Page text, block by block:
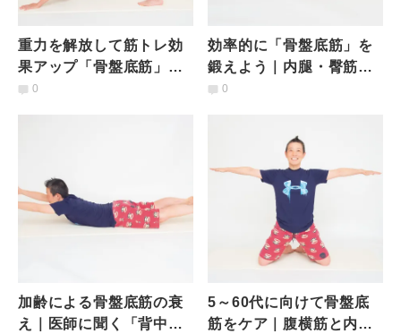
重力を解放して筋トレ効
果アップ「骨盤底筋」を
簡単に鍛える方法
0
効率的に「骨盤底筋」を
鍛えよう｜内腿・臀筋を
強化するメソッド
0
加齢による骨盤底筋の衰
え｜医師に聞く「背中」
5～60代に向けて骨盤底
筋をケア｜腹横筋と内転